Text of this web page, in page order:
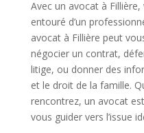
Avec un avocat à Fillière,
entouré d’un
avocat à Fillière peut
négocier un contrat,
litige, ou donner des
et le droit de la famille.
rencontrez, un avocat
vous guider vers l’issue